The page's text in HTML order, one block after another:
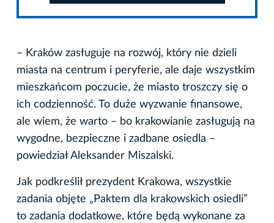
– Kraków zasługuje na rozwój, który nie dzieli
miasta na centrum i peryferie, ale daje wszystkim
mieszkańcom poczucie, że miasto troszczy się o
ich codzienność. To duże wyzwanie finansowe,
ale wiem, że warto – bo krakowianie zasługują na
wygodne, bezpieczne i zadbane osiedla –
powiedział Aleksander Miszalski.
Jak podkreślił prezydent Krakowa, wszystkie
zadania objęte „Paktem dla krakowskich osiedli”
to zadania dodatkowe, które będą wykonane za